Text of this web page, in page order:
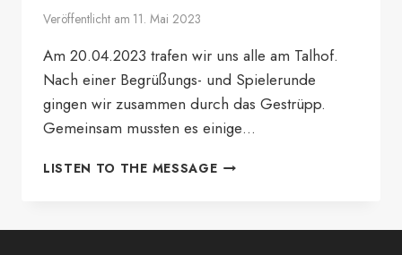
Veröffentlicht am 11. Mai 2023
Am 20.04.2023 trafen wir uns alle am Talhof.
Nach einer Begrüßungs- und Spielerunde
gingen wir zusammen durch das Gestrüpp.
Gemeinsam mussten es einige…
LISTEN TO THE MESSAGESIPPENÜBERGABE